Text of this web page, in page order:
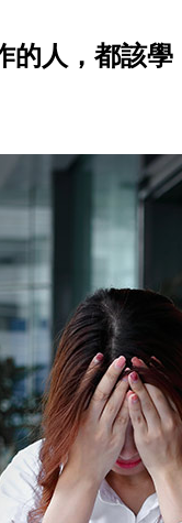
的人，都該學